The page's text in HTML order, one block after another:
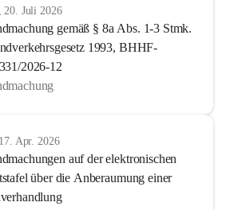
20. Juli 2026
gemäß § 8a Abs. 1-3 Stmk.
1993, BHHF-
2026-12
Apr. 2026
auf der elektronischen
über die Anberaumung einer